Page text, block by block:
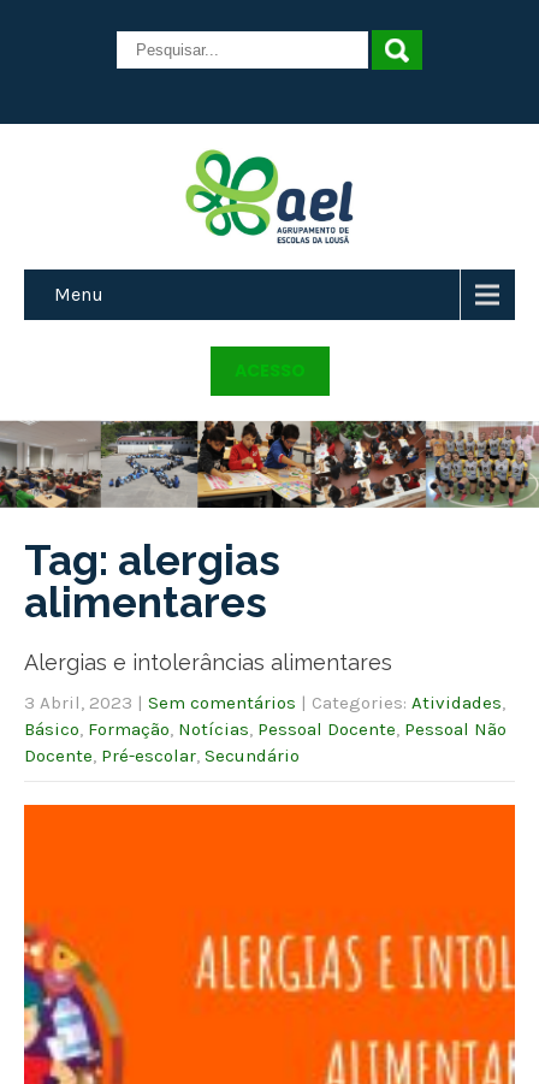
Menu
ACESSO
Tag: alergias
alimentares
Alergias e intolerâncias alimentares
3 Abril, 2023 | Sem comentários | Categories: Atividades
Básico Formação Notícias Pessoal Docente Pessoal Não
Docente Pré-escolar Secundário